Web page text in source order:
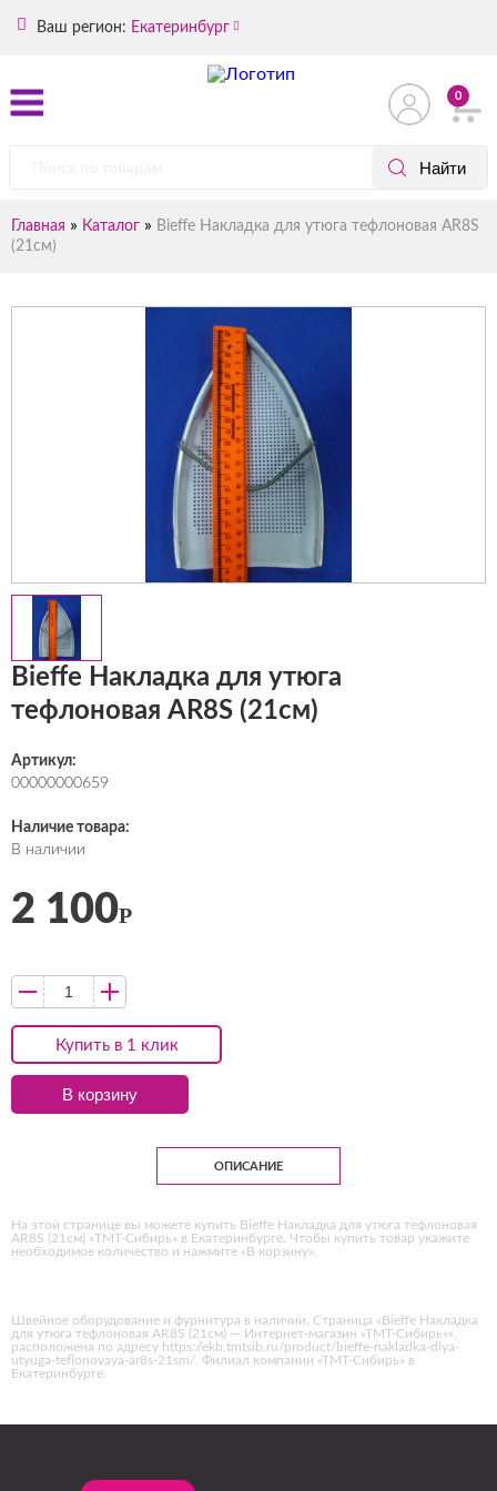
Ваш регион: Екатеринбург
0
Главная » Каталог » Bieffe Накладка для утюга тефлоновая AR8S
(21см)
Bieffe Накладка для утюга
тефлоновая AR8S (21см)
Артикул:
00000000659
Наличие товара:
В наличии
Купить в 1 клик
2 100Р
В корзину
ОПИСАНИЕ
На этой странице вы можете купить Bieffe Накладка для утюга тефлоновая
AR8S (21см) «ТМТ-Сибирь» в Екатеринбурге. Чтобы купить товар укажите
необходимое количество и нажмите «В корзину».
Швейное оборудование и фурнитура в наличии. Страница «Bieffe Накладка
для утюга тефлоновая AR8S (21см) — Интернет-магазин «ТМТ-Сибирь»»,
расположена по адресу https://ekb.tmtsib.ru/product/bieffe-nakladka-dlya-
utyuga-teflonovaya-ar8s-21sm/. Филиал компании «ТМТ-Сибирь» в
Екатеринбурге.